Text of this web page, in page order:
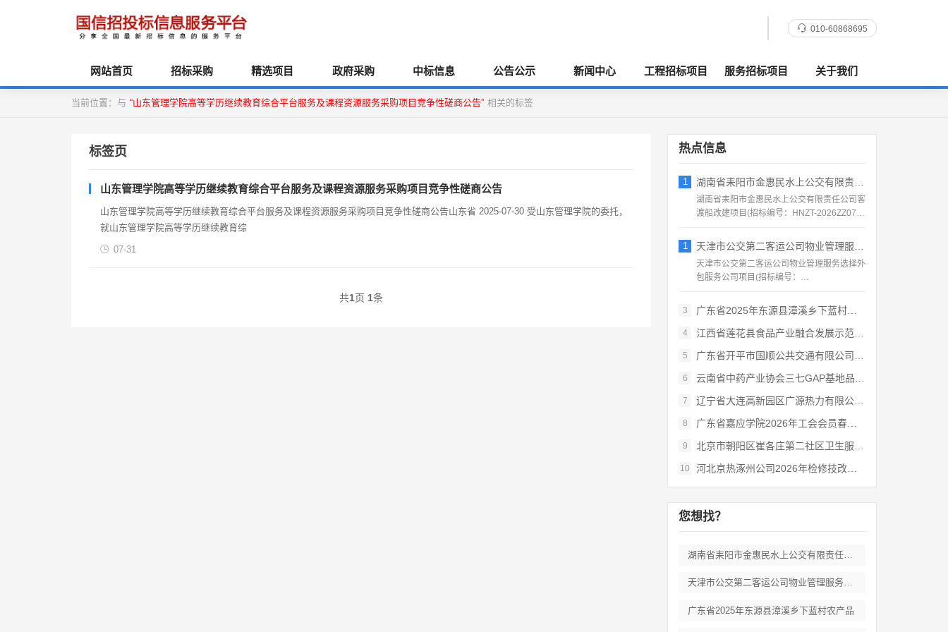
010-60868695
网站首页 招标采购 精选项目 政府采购 中标信息 公告公示 新闻中心 工程招标项目 服务招标项目 关于我们
当前位置：与 “山东管理学院高等学历继续教育综合平台服务及课程资源服务采购项目竞争性磋商公告” 相关的标签
标签页
山东管理学院高等学历继续教育综合平台服务及课程资源服务采购项目竞争性磋商公告
山东管理学院高等学历继续教育综合平台服务及课程资源服务采购项目竞争性磋商公告山东省 2025-07-30 受山东管理学院的委托，
就山东管理学院高等学历继续教育综
07-31
共1页 1条
热点信息
1 湖南省耒阳市金惠民水上公交有限责任公司客
湖南省耒阳市金惠民水上公交有限责任公司客
渡船改建项目(招标编号：HNZT-2026ZZ076)
1 天津市公交第二客运公司物业管理服务选择外
天津市公交第二客运公司物业管理服务选择外
包服务公司项目(招标编号：
3
广东省2025年东源县漳溪乡下蓝村农产品
4 江西省莲花县食品产业融合发展示范基地项目
5 广东省开平市国顺公共交通有限公司2026
6 云南省中药产业协会三七GAP基地品牌信任
7 辽宁省大连高新园区广源热力有限公司202
8 广东省嘉应学院2026年工会会员春秋游活
9 北京市朝阳区崔各庄第二社区卫生服务中心职
10 河北京热涿州公司2026年检修技改项目-
您想找？
湖南省耒阳市金惠民水上公交有限责任公司客
天津市公交第二客运公司物业管理服务选择外
广东省2025年东源县漳溪乡下蓝村农产品